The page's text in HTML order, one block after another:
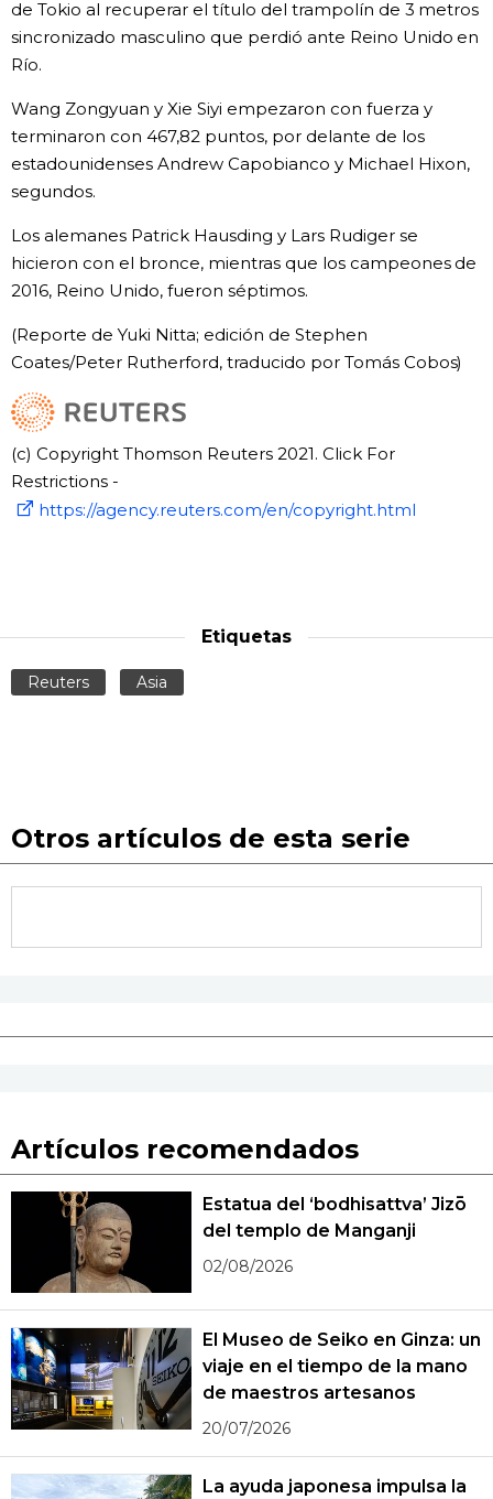
Gente
Blog
Tokio
Avisos
de Tokio al recuperar el título del trampolín de 3 metros
sincronizado masculino que perdió ante Reino Unido en
Río.
Wang Zongyuan y Xie Siyi empezaron con fuerza y
terminaron con 467,82 puntos, por delante de los
estadounidenses Andrew Capobianco y Michael Hixon,
segundos.
Los alemanes Patrick Hausding y Lars Rudiger se
hicieron con el bronce, mientras que los campeones de
2016, Reino Unido, fueron séptimos.
(Reporte de Yuki Nitta; edición de Stephen
Coates/Peter Rutherford, traducido por Tomás Cobos)
(c) Copyright Thomson Reuters 2021. Click For
Restrictions -
https://agency.reuters.com/en/copyright.html
Etiquetas
Reuters Asia
Otros artículos de esta serie
Artículos recomendados
Estatua del ‘bodhisattva’ Jizō
del templo de Manganji
02/08/2026
El Museo de Seiko en Ginza: un
viaje en el tiempo de la mano
de maestros artesanos
20/07/2026
La ayuda japonesa impulsa la